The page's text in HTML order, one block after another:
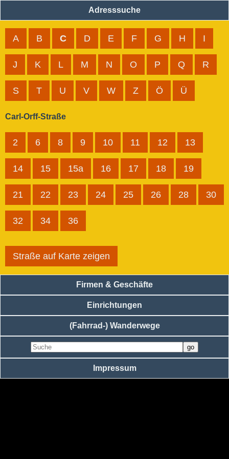
Adresssuche
A B C D E F G H I
J K L M N O P Q R
S T U V W Z Ö Ü
Carl-Orff-Straße
2 6 8 9 10 11 12 13
14 15 15a 16 17 18 19
21 22 23 24 25 26 28 30
32 34 36
Straße auf Karte zeigen
Firmen & Geschäfte
Einrichtungen
(Fahrrad-) Wanderwege
Impressum